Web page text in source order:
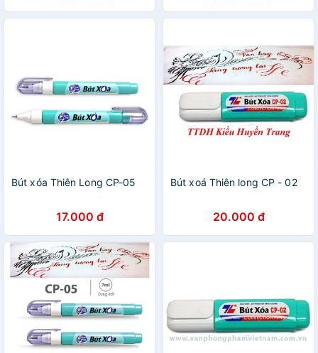
Bút xóa Thiên Long CP-05
17.000 đ
Bút xoá Thiên long CP - 02
20.000 đ